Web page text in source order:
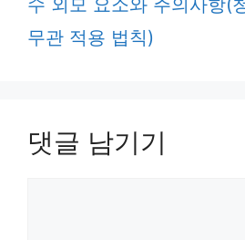
수 외모 요소와 주의사항(
무관 적용 법칙)
댓글 남기기